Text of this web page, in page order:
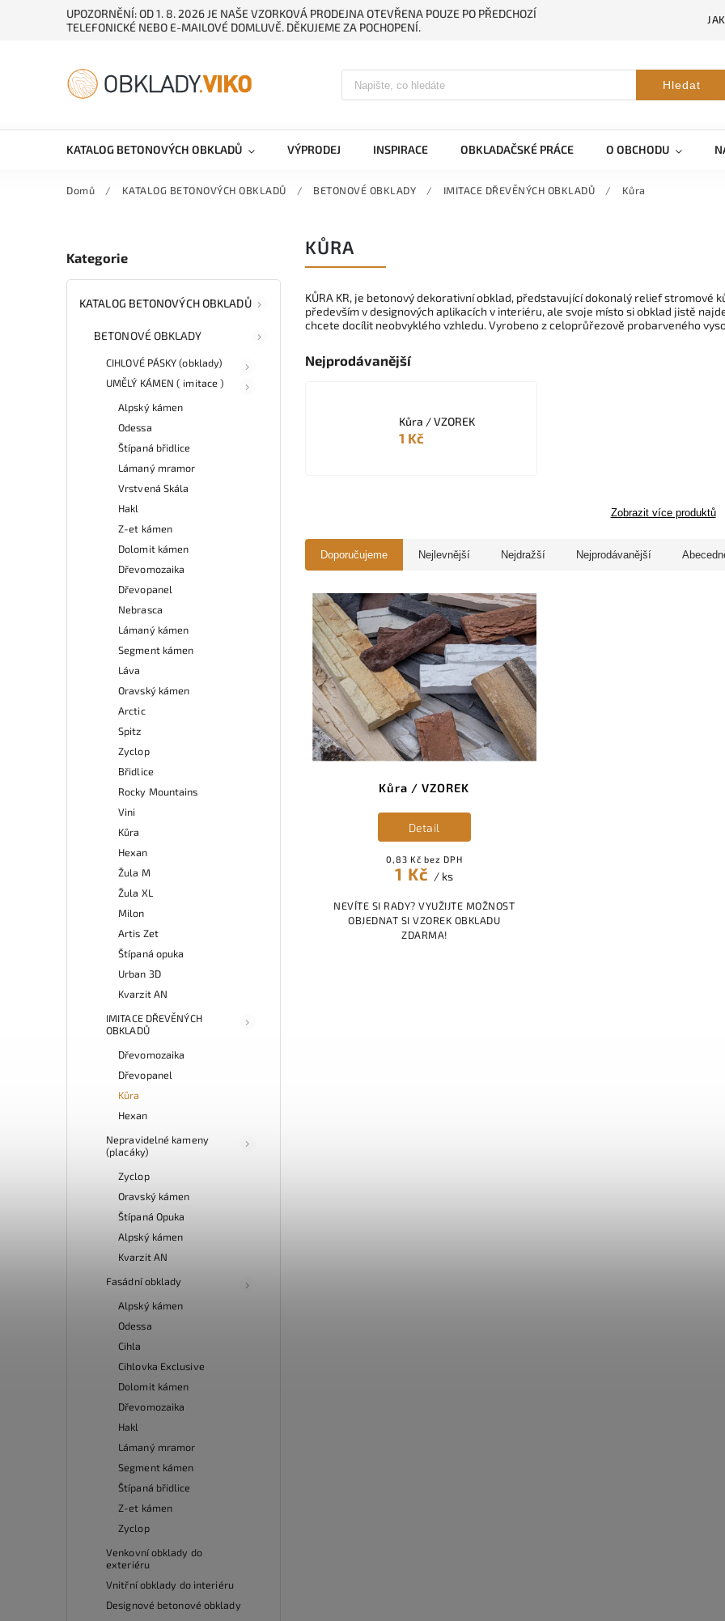
UPOZORNĚNÍ: OD 1. 8. 2026 JE NAŠE VZORKOVÁ PRODEJNA OTEVŘENA POUZE PO PŘEDCHOZÍ
TELEFONICKÉ NEBO E-MAILOVÉ DOMLUVĚ. DĚKUJEME ZA POCHOPENÍ.
Hledat
KATALOG BETONOVÝCH OBKLADŮ VÝPRODEJ INSPIRACE OBKLADAČSKÉ PRÁCE O OBCHODU
Domů / KATALOG BETONOVÝCH OBKLADŮ / BETONOVÉ OBKLADY / IMITACE DŘEVĚNÝCH OBKLADŮ / Kůra
Kategorie
KATALOG BETONOVÝCH OBKLADŮ
BETONOVÉ OBKLADY
CIHLOVÉ PÁSKY (obklady)
UMĚLÝ KÁMEN ( imitace )
Alpský kámen
Odessa
Štípaná břidlice
Lámaný mramor
Vrstvená Skála
Hakl
Z-et kámen
Dolomit kámen
Dřevomozaika
Dřevopanel
Nebrasca
Lámaný kámen
Segment kámen
Láva
Oravský kámen
Arctic
Spitz
Zyclop
Břidlice
Rocky Mountains
Vini
Kůra
Hexan
Žula M
Žula XL
Milon
Artis Zet
Štípaná opuka
Urban 3D
Kvarzit AN
IMITACE DŘEVĚNÝCH
OBKLADŮ
Dřevomozaika
Dřevopanel
Kůra
Hexan
Nepravidelné kameny
(placáky)
Zyclop
Oravský kámen
Štípaná Opuka
Alpský kámen
Kvarzit AN
Fasádní obklady
Alpský kámen
Odessa
Cihla
Cihlovka Exclusive
Dolomit kámen
Dřevomozaika
Hakl
Lámaný mramor
Segment kámen
Štípaná břidlice
Z-et kámen
Zyclop
Venkovní obklady do
exteriéru
Vnitřní obklady do interiéru
Designové betonové obklady
KŮRA
KŮRA KR, je betonový dekorativní obklad, představující dokonalý relief stromové
především v designových aplikacích v interiéru, ale svoje místo si obklad jistě
chcete docílit neobvyklého vzhledu. Vyrobeno z celoprůřezově probarveného
Nejprodávanější
Kůra / VZOREK
1 Kč
Zobrazit více produktů
Doporučujeme Nejlevnější Nejdražší Nejprodávanější
Kůra / VZOREK
0,83 Kč bez DPH
1 Kč / ks
Detail
NEVÍTE SI RADY? VYUŽIJTE MOŽNOST
OBJEDNAT SI VZOREK OBKLADU
ZDARMA!